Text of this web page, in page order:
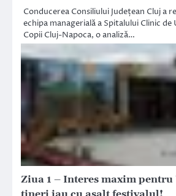
Conducerea Consiliului Județean Cluj a
echipa managerială a Spitalului Clinic
Copii Cluj-Napoca, o analiză…
Ziua 1 – Interes maxim